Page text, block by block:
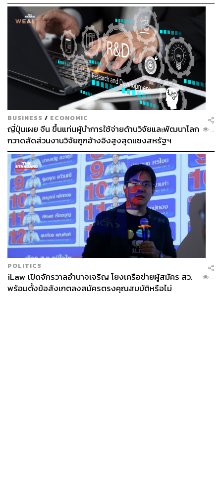
BUSINESS / ECONOMIC
ญี่ปุ่นเผย จีน ขึ้นแท่นผู้นำการใช้จ่ายด้านวิจัยและพัฒนาโลก
กวาดสัดส่วนงานวิจัยถูกอ้างอิงสูงสุดแซงสหรัฐฯ
...
POLITICS
iLaw เปิดจักรวาลอำนาจเจริญ โยงเครือข่ายผู้สมัคร สว.
พร้อมตั้งข้อสังเกตลงสมัครตรงคุณสมบัติหรือไม่
...